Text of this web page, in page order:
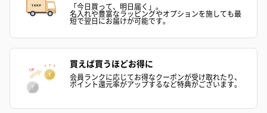
「今日買って、明日届く」。
名入れや豊富なラッピングやオプションを施しても最
短で翌日にお届けが可能です。
買えば買うほどお得に
会員ランクに応じてお得なクーポンが受け取れたり、
ポイント還元率がアップするなど特典がございます。